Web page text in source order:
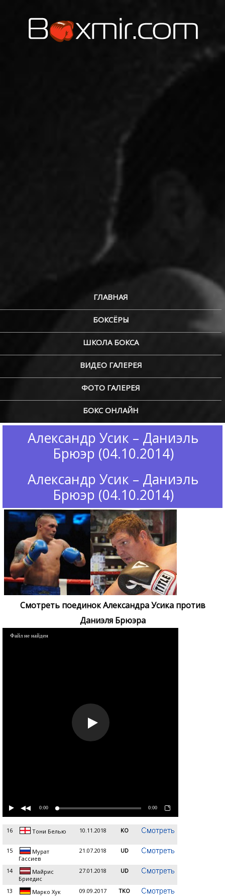
ГЛАВНАЯ
БОКСЁРЫ
ШКОЛА БОКСА
ВИДЕО ГАЛЕРЕЯ
ФОТО ГАЛЕРЕЯ
БОКС ОНЛАЙН
Александр Усик – Даниэль
Брюэр (04.10.2014)
Александр Усик – Даниэль
Брюэр (04.10.2014)
Смотреть поединок Александра Усика против
Даниэля Брюэра
Файл не найден
0:00 0:00
16 Тони Белью 10.11.2018 KO
15
Мурат
Гассиев
21.07.2018 UD
14
Майрис
Бриедис
27.01.2018 UD
13 Марко Хук 09.09.2017 TKO